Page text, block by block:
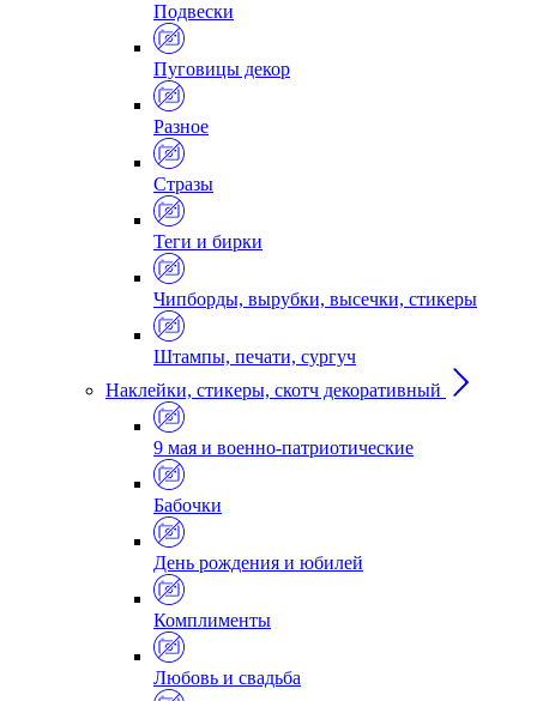
Подвески
Пуговицы декор
Разное
Стразы
Теги и бирки
Чипборды, вырубки, высечки, стикеры
Штампы, печати, сургуч
Наклейки, стикеры, скотч декоративный
9 мая и военно-патриотические
Бабочки
День рождения и юбилей
Комплименты
Любовь и свадьба